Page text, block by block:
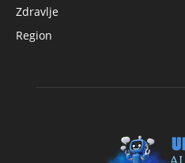
Zdravlje
Region